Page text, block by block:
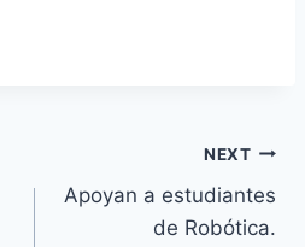
NEXT
Apoyan a estudiantes
de Robótica.